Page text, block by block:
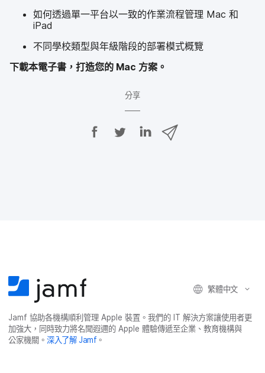
如何​透過​單​一​平​台以​一致​的​作業​流程​管理 Mac 和
iPad
不同​學校​類型​與​年級​階段​的​部署​模式​概覽
下​載本​電子書，​打造您​的 Mac 方案。
分享
分
享
分
享
分
享
繁體​中文
Jamf協助​各​機構​順利​管理 Apple裝置。​我們​的 IT解決​方案​讓​使用​者​更​
加強​大，​同時​致力​將​名聞​遐邇​的 Apple體驗​傳遞​至​企業、​教育​機構​與​
公家​機關。深入​了​解Jamf。